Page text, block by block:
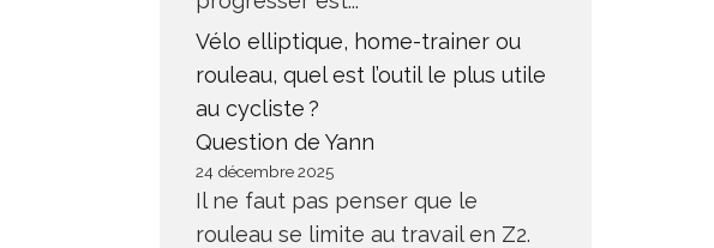
Vélo elliptique, home-trainer ou
rouleau, quel est l’outil le plus utile
au cycliste ?
Question de Yann
24 décembre 2025
Il ne faut pas penser que le
rouleau se limite au travail en Z2.